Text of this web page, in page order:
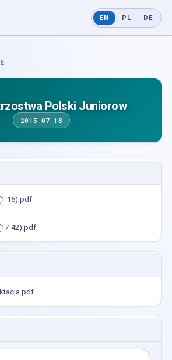
EN PL DE
Polski Juniorow
2015.07.18
16).pdf
42).pdf